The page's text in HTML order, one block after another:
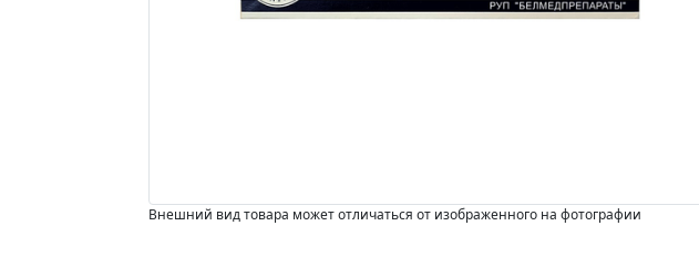
Внешний вид товара может отличаться от изображенного на фотографии